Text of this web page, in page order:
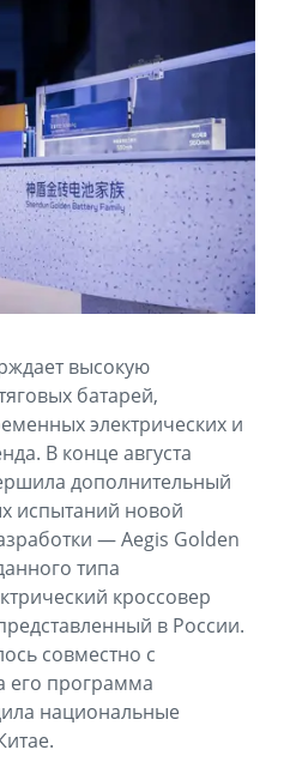
MONJARO
от 4 349 990 ₽*
GEELY EX5
от 3 769 990 ₽*
высокую
батарей,
электрических и
В конце августа
дополнительный
испытаний новой
— Aegis Golden
типа
кроссовер
в России.
совместно с
его программа
национальные